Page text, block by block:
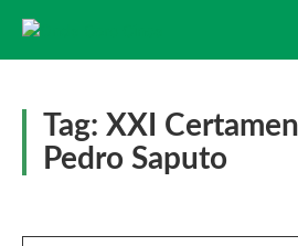
Tag: XXI
Pedro Saputo